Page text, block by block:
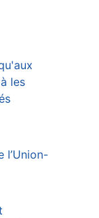
les
l’Union-